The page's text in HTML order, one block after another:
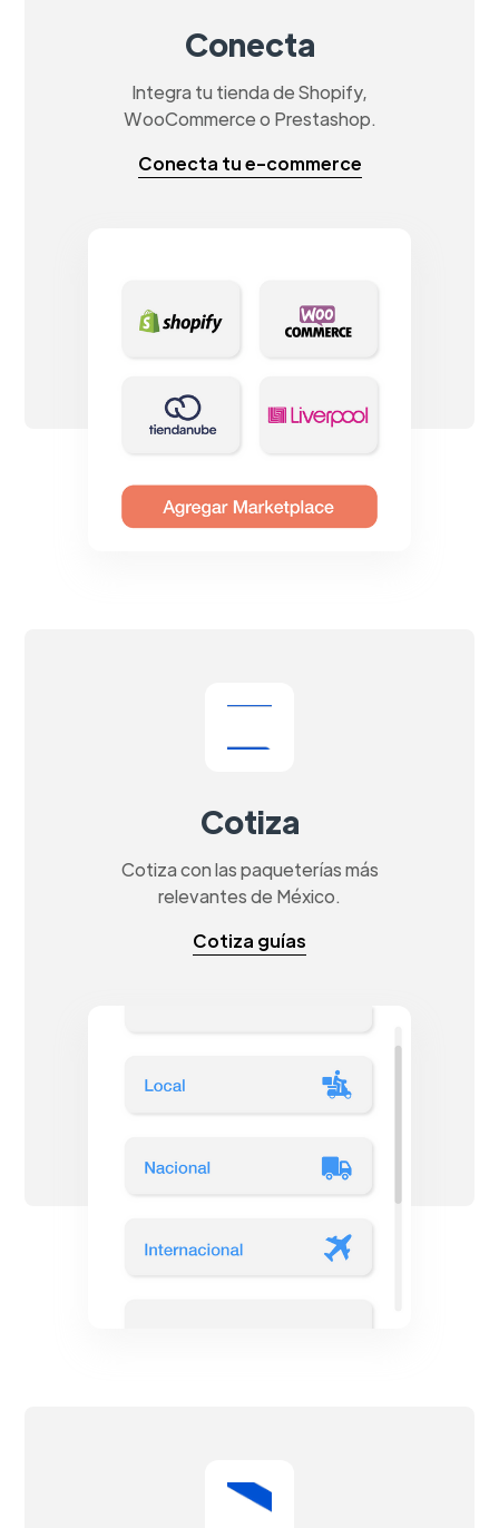
Conecta
Integra tu tienda de Shopify,
WooCommerce o Prestashop.
Conecta tu e-commerce
Cotiza
Cotiza con las paqueterías más
relevantes de México.
Cotiza guías